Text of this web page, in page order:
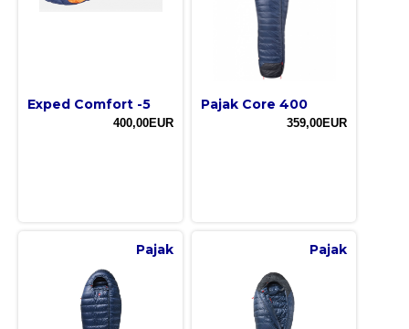
Exped Comfort -5
400,00EUR
Pajak Core 400
359,00EUR
Pajak Pajak